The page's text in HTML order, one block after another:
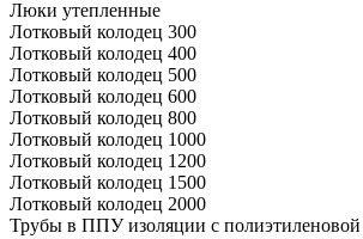
Люки утепленные
Лотковый колодец 300
Лотковый колодец 400
Лотковый колодец 500
Лотковый колодец 600
Лотковый колодец 800
Лотковый колодец 1000
Лотковый колодец 1200
Лотковый колодец 1500
Лотковый колодец 2000
Трубы в ППУ изоляции с